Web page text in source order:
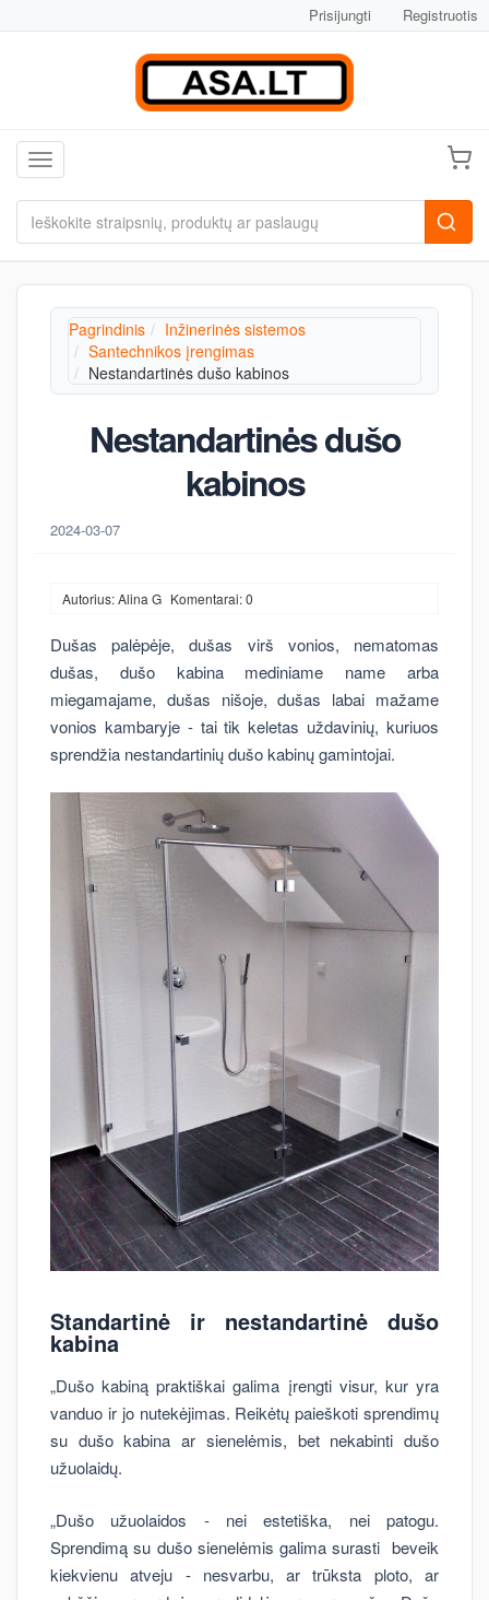
Prisijungti Registruotis
Toggle navigation
Pagrindinis
Inžinerinės sistemos
Santechnikos įrengimas
Nestandartinės dušo kabinos
Nestandartinės dušo
kabinos
2024-03-07
Autorius: Alina G Komentarai: 0
Dušas palėpėje, dušas virš vonios, nematomas
dušas, dušo kabina mediniame name arba
miegamajame, dušas nišoje, dušas labai mažame
vonios kambaryje - tai tik keletas uždavinių, kuriuos
sprendžia nestandartinių dušo kabinų gamintojai.
Standartinė ir nestandartinė dušo
kabina
„Dušo kabiną praktiškai galima įrengti visur, kur yra
vanduo ir jo nutekėjimas. Reikėtų paieškoti sprendimų
su dušo kabina ar sienelėmis, bet nekabinti dušo
užuolaidų.
„Dušo užuolaidos - nei estetiška, nei patogu.
Sprendimą su dušo sienelėmis galima surasti beveik
kiekvienu atveju - nesvarbu, ar trūksta ploto, ar